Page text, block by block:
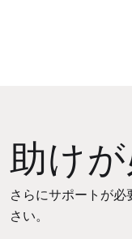
助け
さらにサポートが
さい。